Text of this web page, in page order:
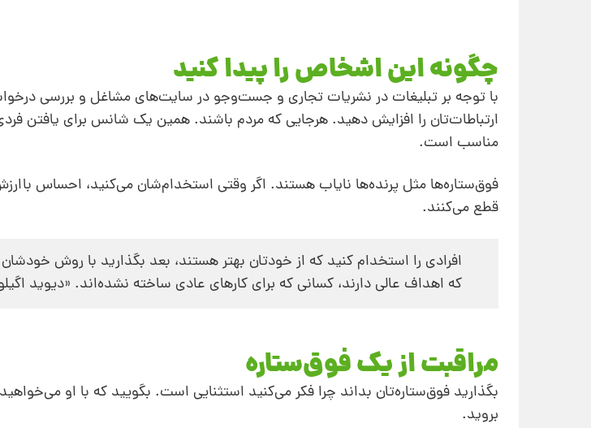
چگونه این اشخاص را پیدا کنید
با توجه بر تبلیغات در نشریات تجاری و جست‌وجو در سایت‌های مشاغل و بررسی
ارتباطات‌تان را افزایش دهید. هرجایی که مردم باشند. همین یک شانس برای یافتن
مناسب است.
فوق‌ستاره‌ها مثل پرنده‌ها نایاب هستند. اگر وقتی استخدام‌شان می‌کنید، احساس
قطع می‌کنند.
افرادی را استخدام کنید که از خودتان بهتر هستند، بعد ‌بگذارید با روش
که اهداف عالی دارند، کسانی که برای کارهای عادی ساخته نشده‌اند. «دیوید
مراقبت از یک فوق‌ستاره
بگذارید فوق‌ستاره‌تان بداند چرا فکر می‌کنید استثنایی‌ است. بگویید که با او
بروید.